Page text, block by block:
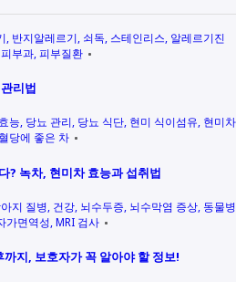
반지알레르기 쇠독 스테인리스 알레르기진
피부과 피부질환
리법
능 당뇨 관리 당뇨 식단 현미 식이섬유 현미차
혈당에 좋은 차
? 녹차, 현미차 효능과 섭취법
지 질병 건강 뇌수두증 뇌수막염 증상 동물병
가면역성 MRI 검사
지, 보호자가 꼭 알아야 할 정보!